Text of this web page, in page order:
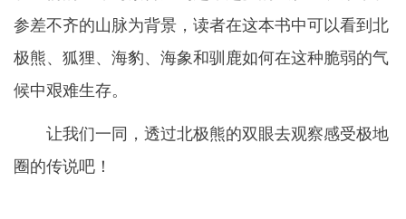
参差不齐的山脉为背景，读者在这本书中可以看到北
极熊、狐狸、海豹、海象和驯鹿如何在这种脆弱的气
候中艰难生存。
让我们一同，透过北极熊的双眼去观察感受极地
圈的传说吧！